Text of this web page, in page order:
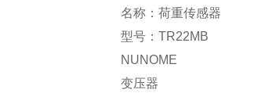
名称：荷重传感器
型号：TR22MB
NUNOME
变压器